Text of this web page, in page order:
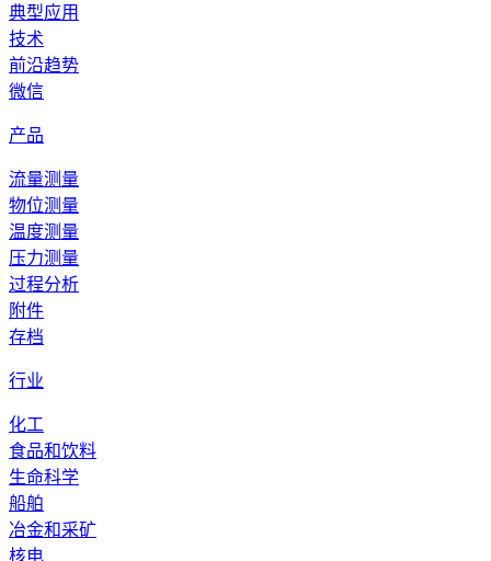
典型应用
技术
前沿趋势
微信
产品
流量测量
物位测量
温度测量
压力测量
过程分析
附件
存档
行业
化工
食品和饮料
生命科学
船舶
冶金和采矿
核电